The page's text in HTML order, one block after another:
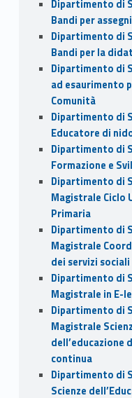
Dipartimento di
Bandi per
Dipartimento di
Bandi per la
Dipartimento di
ad esaurimento
Comunità
Dipartimento di
Educatore di
Dipartimento di
Formazione e
Dipartimento di
Magistrale Ciclo
Primaria
Dipartimento di
Magistrale
dei servizi sociali
Dipartimento di
Magistrale in E-
Dipartimento di
Magistrale
dell’educazione
continua
Dipartimento di
Scienze